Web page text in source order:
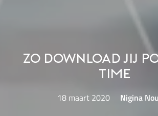
Zo download jij
Time
18 maart 2020 Nigina